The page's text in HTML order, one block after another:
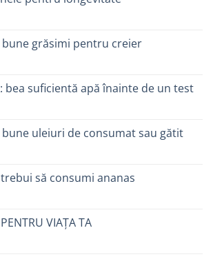
bune grăsimi pentru creier
bea suficientă apă înainte de un test
bune uleiuri de consumat sau gătit
să consumi ananas
VIAȚA TA